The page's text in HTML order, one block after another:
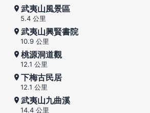
武夷山風景區
5.4 公里
武夷山興賢書院
10.9 公里
桃源洞道觀
12.1 公里
下梅古民居
12.1 公里
武夷山九曲溪
14.4 公里